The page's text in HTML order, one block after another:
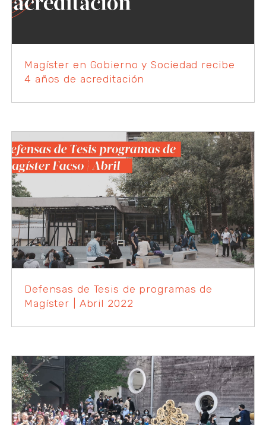
Magíster en Gobierno y Sociedad recibe
4 años de acreditación
Defensas de Tesis de programas de
Magíster | Abril 2022